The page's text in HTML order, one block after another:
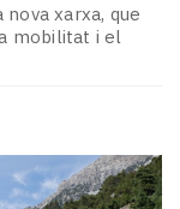
xarxa, que
mobilitat i el